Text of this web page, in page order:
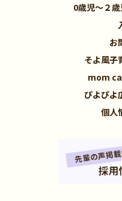
0歳児～２
お
そよ風子
mom
ぴよぴよ
個人